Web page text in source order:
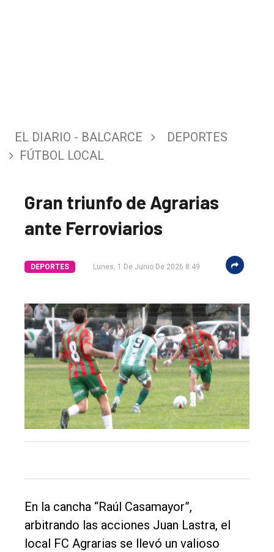
El
DIARIO
Balcarce
Inicio
Tendencia
Int.
Entrevistas
Rural
EL DIARIO - BALCARCE
DEPORTES
FÚTBOL LOCAL
Gran triunfo de Agrarias
ante Ferroviarios
DEPORTES Lunes, 1 De Junio De 2026 8:49
En la cancha “Raúl Casamayor”,
arbitrando las acciones Juan Lastra, el
local FC Agrarias se llevó un valioso